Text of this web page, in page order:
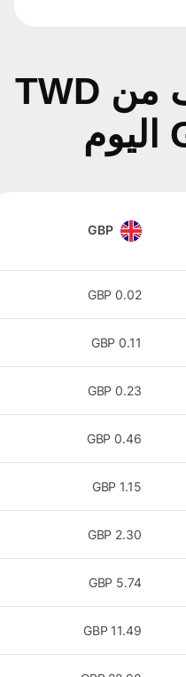
أسعار الصرف من TWD
GBP
0.02
GBP
0.11
GBP
0.23
GBP
0.46
GBP
1.15
GBP
2.30
GBP
5.74
GBP
11.49
GBP